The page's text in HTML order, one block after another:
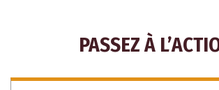
PASSEZ À